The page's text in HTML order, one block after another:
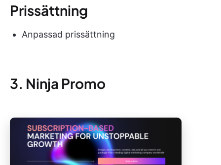
Prissättning
Anpassad prissättning
3. Ninja Promo